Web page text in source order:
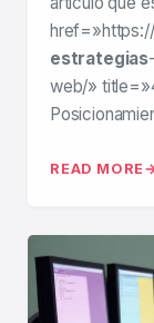
estrategias
web/»
READ MORE